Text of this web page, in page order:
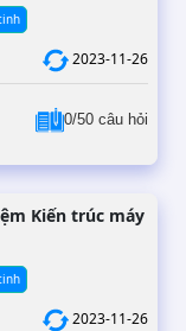
2023-11-26
0/50 câu hỏi
Kiến trúc máy
2023-11-26